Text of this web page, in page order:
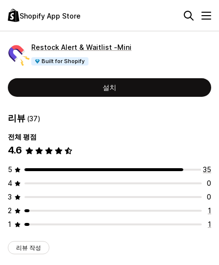
Shopify App Store
Restock Alert & Waitlist ‑Mini
Built for Shopify
설치
리뷰 (37)
전체 평점
4.6
5
35
4
0
3
0
2
1
1
1
리뷰 작성